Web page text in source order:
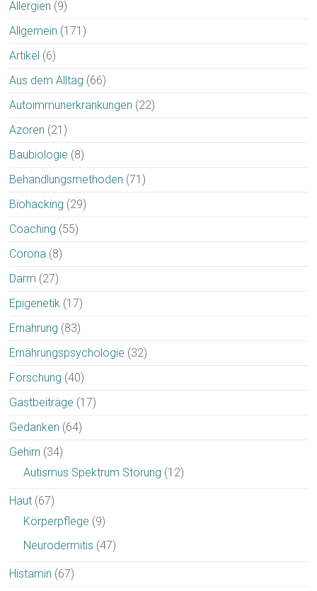
Allergien (9)
Allgemein (171)
Artikel (6)
Aus dem Alltag (66)
Autoimmunerkrankungen (22)
Azoren (21)
Baubiologie (8)
Behandlungsmethoden (71)
Biohacking (29)
Coaching (55)
Corona (8)
Darm (27)
Epigenetik (17)
Ernährung (83)
Ernährungspsychologie (32)
Forschung (40)
Gastbeiträge (17)
Gedanken (64)
Gehirn (34)
Autismus Spektrum Störung (12)
Haut (67)
Körperpflege (9)
Neurodermitis (47)
Histamin (67)